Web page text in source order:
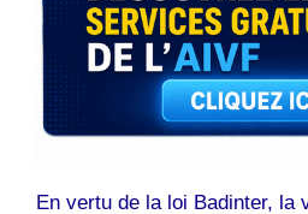
En vertu de la loi Badinter, la